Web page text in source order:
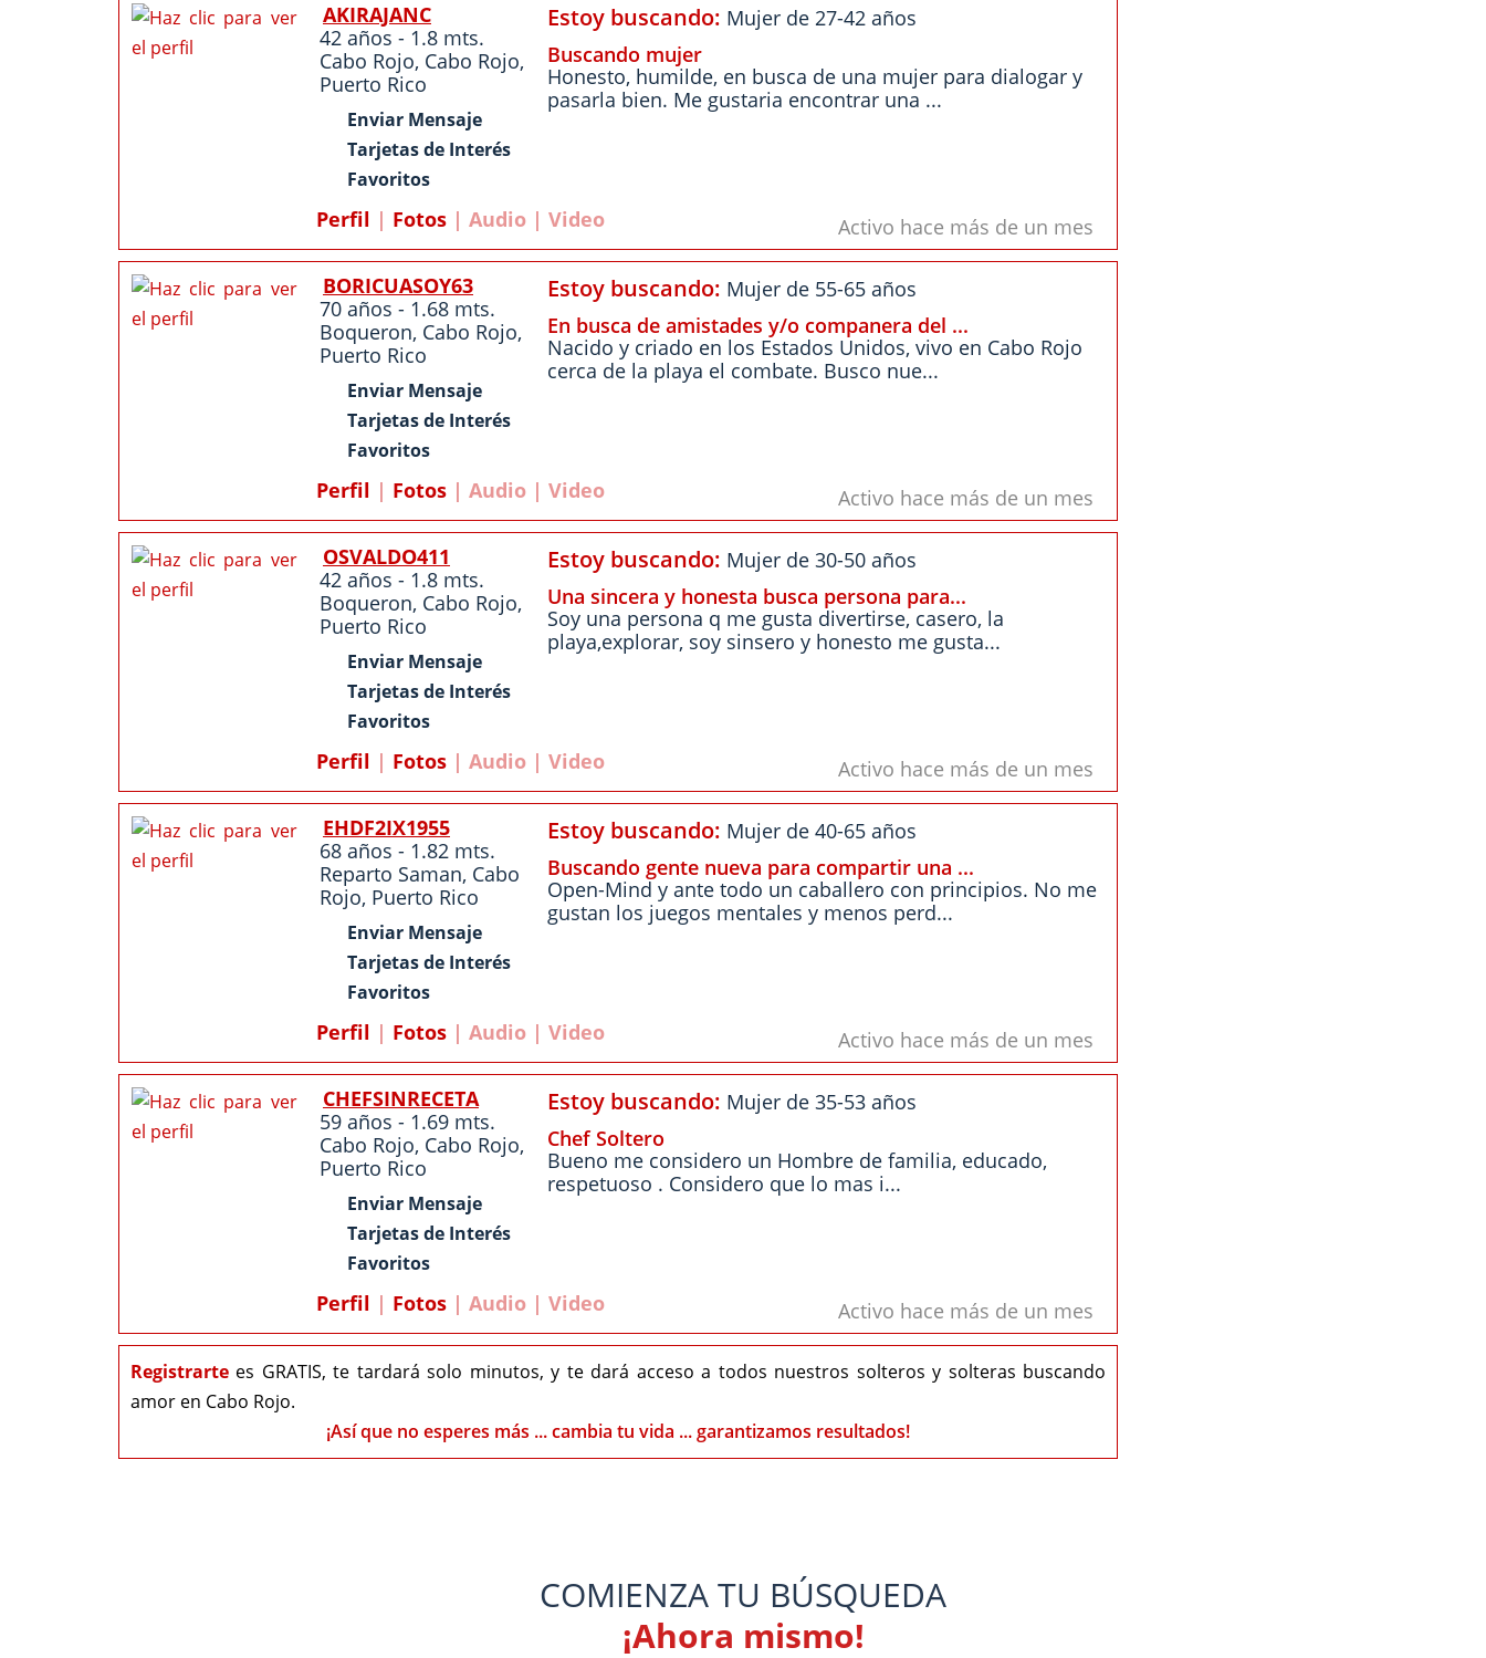
AKIRAJANC
42 años - 1.8 mts.
Cabo Rojo, Cabo Rojo,
Puerto Rico
Enviar Mensaje
Tarjetas de Interés
Favoritos
Estoy buscando: Mujer de 27-42 años
Buscando mujer
Honesto, humilde, en busca de una mujer para dialogar y
pasarla bien. Me gustaria encontrar una ...
Perfil | Fotos | Audio | Video Activo hace más de un mes
BORICUASOY63
70 años - 1.68 mts.
Boqueron, Cabo Rojo,
Puerto Rico
Enviar Mensaje
Tarjetas de Interés
Favoritos
Estoy buscando: Mujer de 55-65 años
En busca de amistades y/o companera del ...
Nacido y criado en los Estados Unidos, vivo en Cabo Rojo
cerca de la playa el combate. Busco nue...
Perfil | Fotos | Audio | Video Activo hace más de un mes
OSVALDO411
42 años - 1.8 mts.
Boqueron, Cabo Rojo,
Puerto Rico
Enviar Mensaje
Tarjetas de Interés
Favoritos
Estoy buscando: Mujer de 30-50 años
Una sincera y honesta busca persona para...
Soy una persona q me gusta divertirse, casero, la
playa,explorar, soy sinsero y honesto me gusta...
Perfil | Fotos | Audio | Video Activo hace más de un mes
EHDF2IX1955
68 años - 1.82 mts.
Reparto Saman, Cabo
Rojo, Puerto Rico
Enviar Mensaje
Tarjetas de Interés
Favoritos
Estoy buscando: Mujer de 40-65 años
Buscando gente nueva para compartir una ...
Open-Mind y ante todo un caballero con principios. No me
gustan los juegos mentales y menos perd...
Perfil | Fotos | Audio | Video Activo hace más de un mes
CHEFSINRECETA
59 años - 1.69 mts.
Cabo Rojo, Cabo Rojo,
Puerto Rico
Enviar Mensaje
Tarjetas de Interés
Favoritos
Estoy buscando: Mujer de 35-53 años
Chef Soltero
Bueno me considero un Hombre de familia, educado,
respetuoso . Considero que lo mas i...
Perfil | Fotos | Audio | Video Activo hace más de un mes
Registrarte es GRATIS, te tardará solo minutos, y te dará acceso a todos nuestros solteros y solteras buscando
amor en Cabo Rojo.
¡Así que no esperes más ... cambia tu vida ... garantizamos resultados!
COMIENZA TU BÚSQUEDA
¡Ahora mismo!